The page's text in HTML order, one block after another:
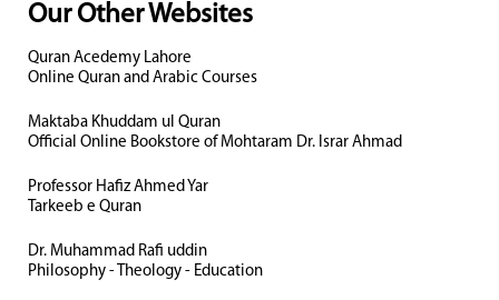
Our Other Websites
Quran Acedemy Lahore
Online Quran and Arabic Courses
Maktaba Khuddam ul Quran
Official Online Bookstore of Mohtaram Dr. Israr Ahmad
Professor Hafiz Ahmed Yar
Tarkeeb e Quran
Dr. Muhammad Rafi uddin
Philosophy - Theology - Education